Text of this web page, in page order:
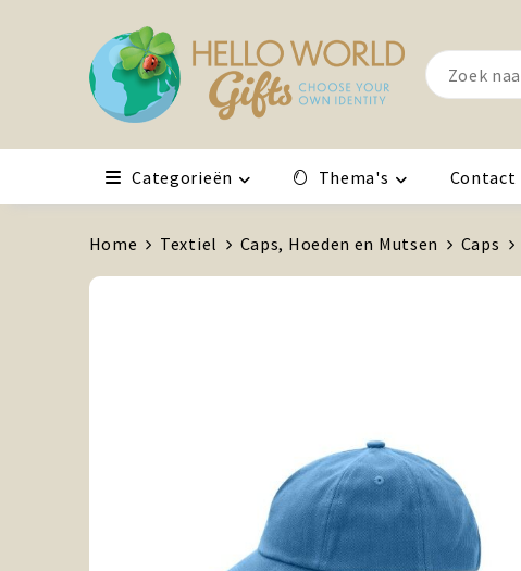
Categorieën Thema's Contact
Home Textiel Caps, Hoeden en Mutsen Caps